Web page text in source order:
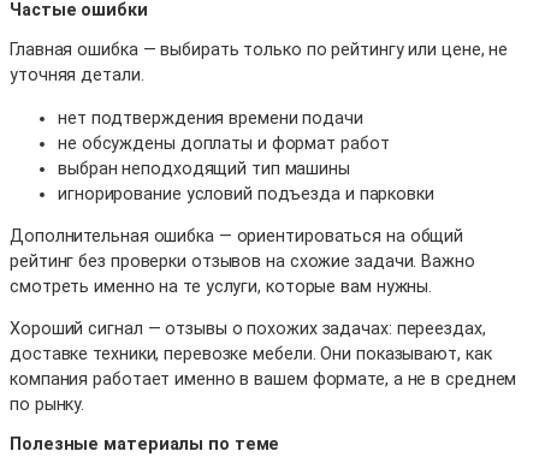
Частые ошибки
Главная ошибка — выбирать только по рейтингу или цене, не
уточняя детали.
нет подтверждения времени подачи
не обсуждены доплаты и формат работ
выбран неподходящий тип машины
игнорирование условий подъезда и парковки
Дополнительная ошибка — ориентироваться на общий
рейтинг без проверки отзывов на схожие задачи. Важно
смотреть именно на те услуги, которые вам нужны.
Хороший сигнал — отзывы о похожих задачах: переездах,
доставке техники, перевозке мебели. Они показывают, как
компания работает именно в вашем формате, а не в среднем
по рынку.
Полезные материалы по теме